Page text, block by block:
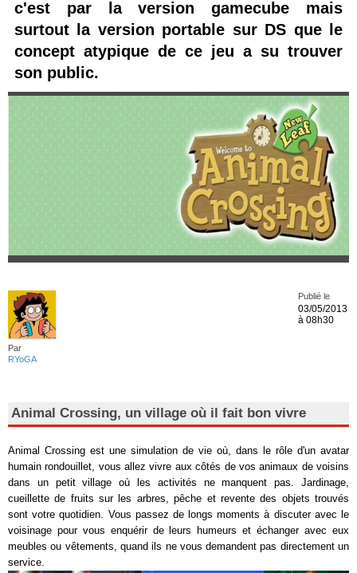
c'est par la version gamecube mais
surtout la version portable sur DS que le
concept atypique de ce jeu a su trouver
son public.
Par
RYoGA
Publié le
03/05/2013
à 08h30
Animal Crossing, un village où il fait bon vivre
Animal Crossing est une simulation de vie où, dans le rôle d'un avatar
humain rondouillet, vous allez vivre aux côtés de vos animaux de voisins
dans un petit village où les activités ne manquent pas. Jardinage,
cueillette de fruits sur les arbres, pêche et revente des objets trouvés
sont votre quotidien. Vous passez de longs moments à discuter avec le
voisinage pour vous enquérir de leurs humeurs et échanger avec eux
meubles ou vêtements, quand ils ne vous demandent pas directement un
service.